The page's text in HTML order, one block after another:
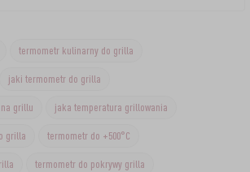
termometr kulinarny do grilla
jaki termometr do grilla
grillu jaka temperatura grillowania
grilla termometr do +500°C
termometr do pokrywy grilla